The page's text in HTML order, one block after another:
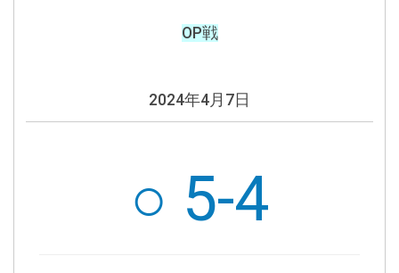
OP戦
2024年4月7日
○ 5-4